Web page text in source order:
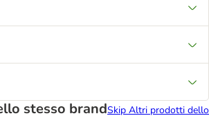
stesso brandSkip Altri prodotti dello